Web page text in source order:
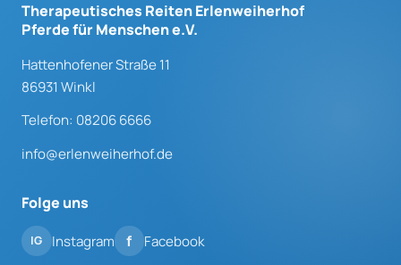
Therapeutisches Reiten Erlenweiherhof
Pferde für Menschen e.V.
Hattenhofener Straße 11
86931 Winkl
Telefon: 08206 6666
info@erlenweiherhof.de
Folge uns
Instagram Facebook